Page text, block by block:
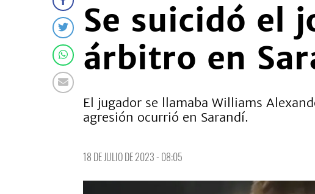
Se suicidó el
árbitro en
El jugador se llamaba Williams
agresión ocurrió en Sarandí.
18 DE JULIO DE 2023 - 08:05